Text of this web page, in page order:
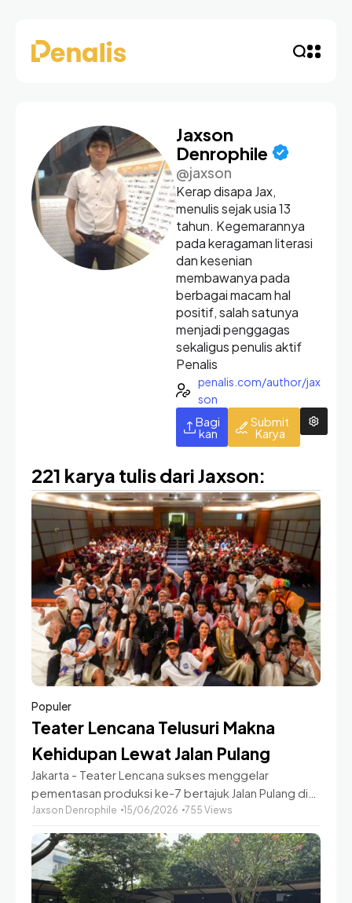
Jaxson
Denrophile
@jaxson
Kerap disapa Jax,
menulis sejak usia 13
tahun. Kegemarannya
pada keragaman literasi
dan kesenian
membawanya pada
berbagai macam hal
positif, salah satunya
menjadi penggagas
sekaligus penulis aktif
Penalis
penalis.com/author/jax
son
Bagi
kan
Submit
Karya
221 karya tulis dari Jaxson:
Populer
Teater Lencana Telusuri Makna
Kehidupan Lewat Jalan Pulang
Jakarta - Teater Lencana sukses menggelar
pementasan produksi ke-7 bertajuk Jalan Pulang di
Shoemaker Studio, Cikini, Jakarta Pusat, Sabtu
show itu menghadirkan
Jaxson Denrophile 15/06/2026 755 Views